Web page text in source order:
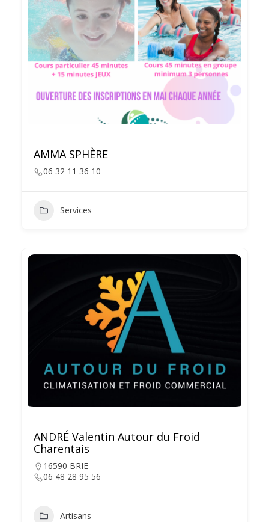
AMMA SPHÈRE
06 32 11 36 10
Services
ANDRÉ Valentin Autour du Froid
Charentais
16590 BRIE
06 48 28 95 56
Artisans